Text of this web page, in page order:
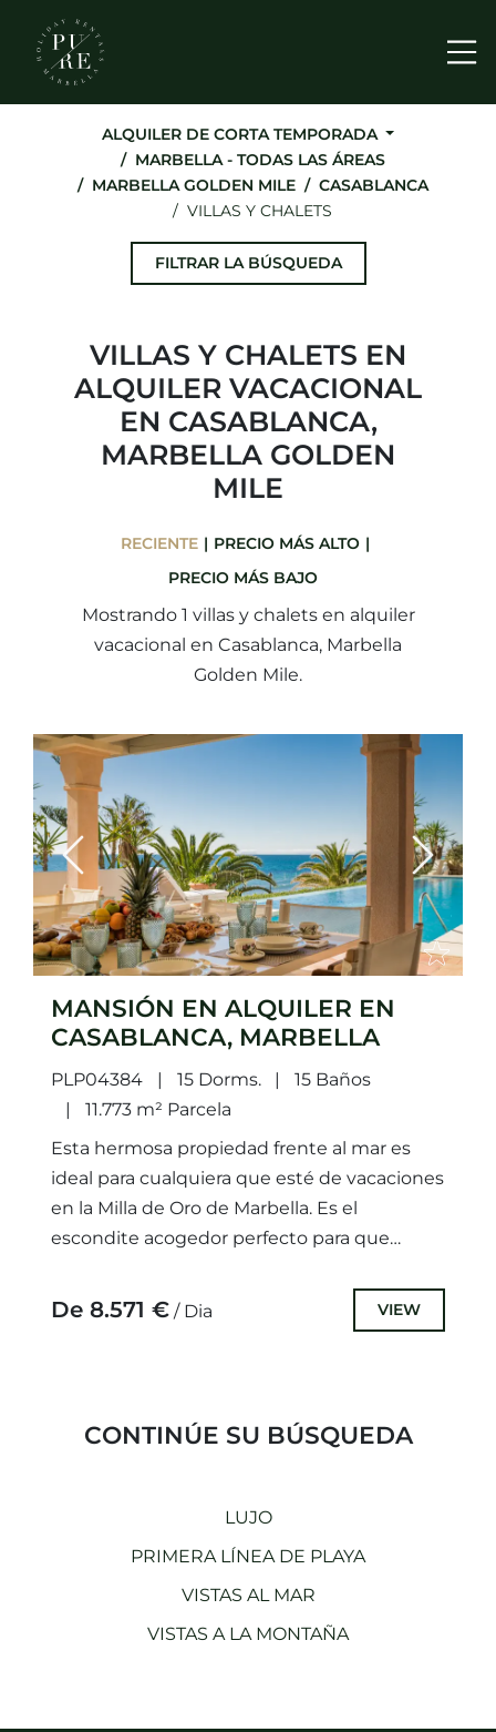
ALQUILER DE CORTA TEMPORADA
MARBELLA - TODAS LAS ÁREAS
MARBELLA GOLDEN MILE
CASABLANCA
VILLAS Y CHALETS
FILTRAR LA BÚSQUEDA
VILLAS Y CHALETS EN
ALQUILER VACACIONAL
EN CASABLANCA,
MARBELLA GOLDEN
MILE
RECIENTE
PRECIO MÁS ALTO
PRECIO MÁS BAJO
Mostrando 1 villas y chalets en alquiler
vacacional en Casablanca, Marbella
Golden Mile.
Previous Next
MANSIÓN EN ALQUILER EN
CASABLANCA, MARBELLA
PLP04384 15 Dorms.
15 Baños
11.773 m² Parcela
Esta hermosa propiedad frente al mar es
ideal para cualquiera que esté de vacaciones
en la Milla de Oro de Marbella. Es el
escondite acogedor perfecto para que
De 8.571 € / Dia VIEW
CONTINÚE SU BÚSQUEDA
LUJO
PRIMERA LÍNEA DE PLAYA
VISTAS AL MAR
VISTAS A LA MONTAÑA